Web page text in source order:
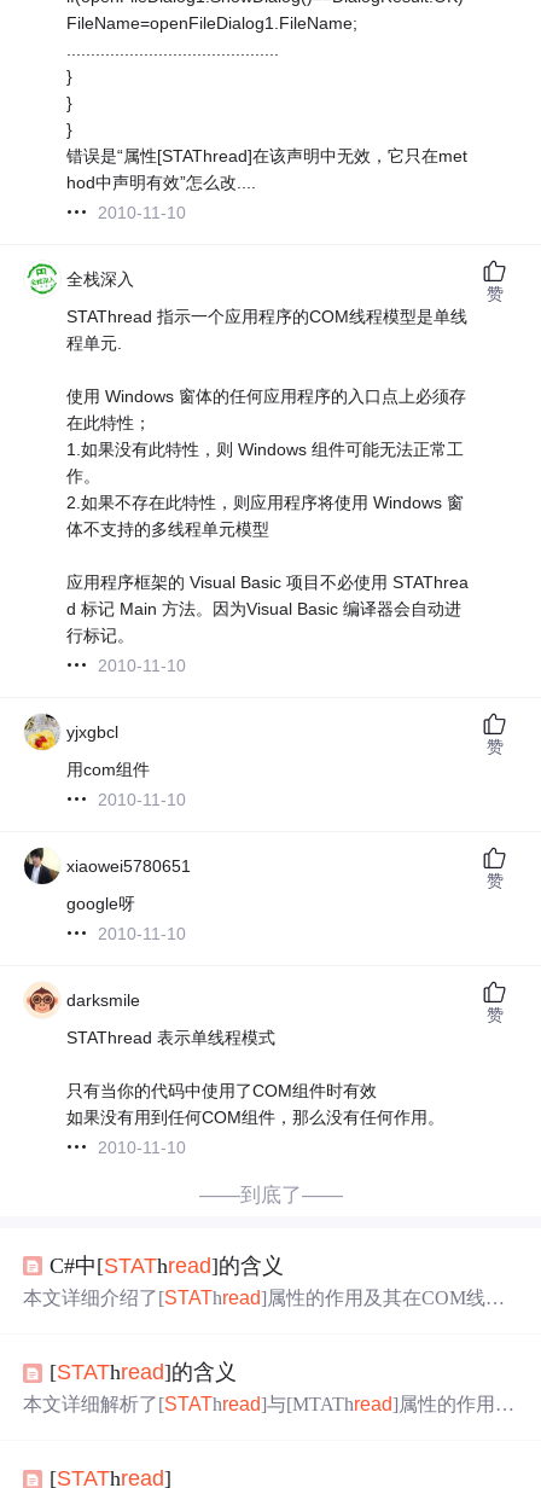
FileName=openFileDialog1.FileName;
}
}
}
错误是“属性[STAThread]在该声明中无效，它只在met
hod中声明有效”怎么改....
2010-11-10
全栈深入
STAThread 指示一个应用程序的COM线程模型是单线
程单元.
使用 Windows 窗体的任何应用程序的入口点上必须存
在此特性；
1.如果没有此特性，则 Windows 组件可能无法正常工
作。
2.如果不存在此特性，则应用程序将使用 Windows 窗
体不支持的多线程单元模型
应用程序框架的 Visual Basic 项目不必使用 STAThrea
d 标记 Main 方法。因为Visual Basic 编译器会自动进
行标记。
2010-11-10
赞
yjxgbcl
用com组件
2010-11-10
赞
xiaowei5780651
google呀
2010-11-10
赞
darksmile
STAThread 表示单线程模式
只有当你的代码中使用了COM组件时有效
如果没有用到任何COM组件，那么没有任何作用。
2010-11-10
赞
——到底了——
C#中[STAThread]的含义
本文详细介绍了[STAThread]属性的作用及其在COM线程
用这些线程模型。
[STAThread]的含义
本文详细解析了[STAThread]与[MTAThread]属性的作用及
件和拖放操作的正确同步。
[STAThread]